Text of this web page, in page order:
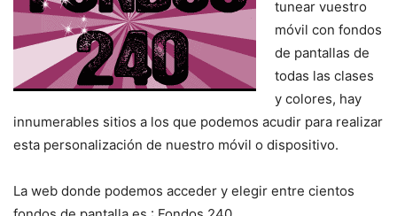
tunear vuestro
móvil con fondos
de pantallas de
todas las clases
y colores, hay
innumerables sitios a los que podemos acudir para realizar
esta personalización de nuestro móvil o dispositivo.
La web donde podemos acceder y elegir entre cientos